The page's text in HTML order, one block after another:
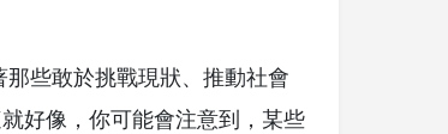
些敢於挑戰現狀、推動社會
好像，你可能會注意到，某些